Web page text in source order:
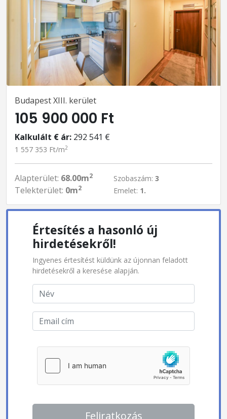
Budapest XIII. kerület
105 900 000 Ft
Kalkulált € ár: 292 541 €
1 557 353 Ft/m2
Alapterület: 68.00m2
Telekterület: 0m2
Szobaszám: 3
Emelet: 1.
Értesítés a hasonló új
hirdetésekről!
Ingyenes értesítést küldünk az újonnan feladott
hirdetésekről a keresése alapján.
Feliratkozás